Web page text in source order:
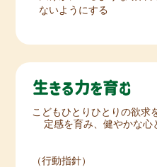
ないようにする
こどもひとりひとりの欲求
定感を育み、健やかな心
（行動指針）